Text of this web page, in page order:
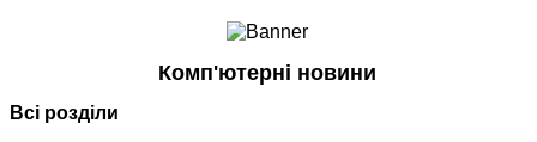
Смартфони
Периферія
Комп'ютерні новини
Всі розділи